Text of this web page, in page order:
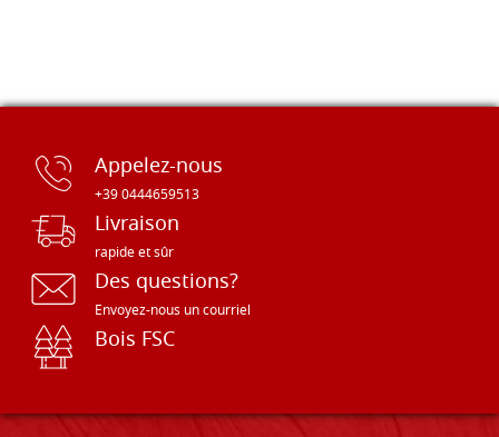
Appelez-nous
+39 0444659513
Livraison
rapide et sûr
Des questions?
Envoyez-nous un courriel
Bois FSC